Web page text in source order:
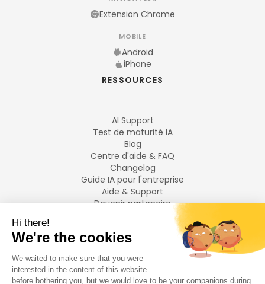
Extension Chrome
MOBILE
Android
iPhone
RESSOURCES
AI Support
Test de maturité IA
Blog
Centre d'aide & FAQ
Changelog
Guide IA pour l'entreprise
Aide & Support
Devenir partenaire
LANGUES
Français